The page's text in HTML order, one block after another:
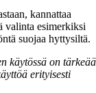
kannattaa
esimerkiksi
suojaa hyttysiltä.
käytössä on tärkeää
erityisesti